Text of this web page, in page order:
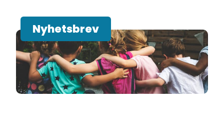
Nyhetsbrev